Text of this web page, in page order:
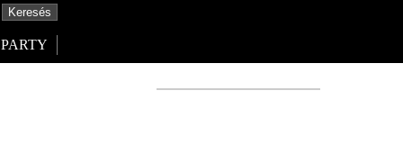
PARTY